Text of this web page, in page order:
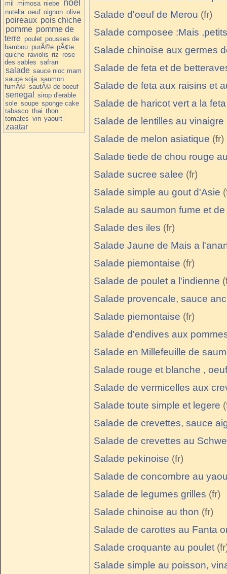
mil mimosa niebe noel
nutella oeuf oignon olive
poireaux pois chiche
pomme pomme de
terre poulet pousses de
bambou purÃ©e pÃ¢te
quiche raviolis riz rose
des sables safran
salade sauce nioc mam
sauce soja saumon
fumÃ© sautÃ© de boeuf
senegal
sirop d'erable
sole soupe sponge cake
tabasco thai thon
tomates vin yaourt
zaatar
Salade d'oeuf de Merou
Salade composee :Mais
Salade chinoise aux germes
Salade de feta et de
Salade de feta aux raisins et
Salade de haricot vert a la feta
Salade de lentilles au
Salade de melon asiatique
Salade tiede de chou rouge
Salade sucree salee
Salade simple au gout d'Asie
Salade au saumon fume et
Salade des iles
Salade Jaune de Mais a
Salade piemontaise
Salade de poulet a l'indienne
Salade provencale, sauce
Salade piemontaise
Salade d'endives aux
Salade en Millefeuille de
Salade rouge et blanche ,
Salade de vermicelles aux
Salade toute simple et legere
Salade de crevettes, sauce
Salade de crevettes au
Salade pekinoise
Salade de concombre au
Salade de legumes grilles
Salade chinoise au thon
Salade de carottes au Fanta
Salade croquante au poulet
Salade simple au poisson,